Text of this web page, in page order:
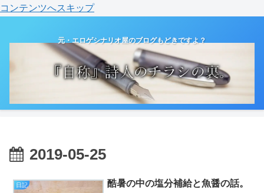
コンテンツへスキップ
元・エロゲシナリオ屋のブログもどきですよ？
2019-05-25
日記 酷暑の中の塩分補給と魚醤の話。